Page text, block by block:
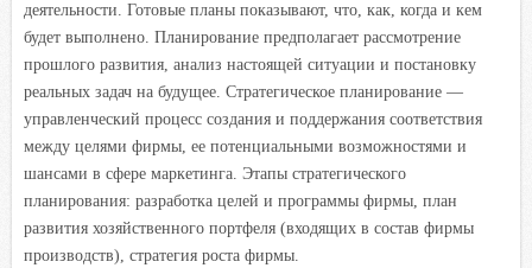
деятельности. Готовые планы показывают, что, как, когда и кем
будет выполнено. Планирование предполагает рассмотрение
прошлого развития, анализ настоящей ситуации и постановку
реальных задач на будущее. Стратегическое планирование —
управленческий процесс создания и поддержания соответствия
между целями фирмы, ее потенциальными возможностями и
шансами в сфере маркетинга. Этапы стратегического
планирования: разработка целей и программы фирмы, план
развития хозяйственного портфеля (входящих в состав фирмы
производств), стратегия роста фирмы.